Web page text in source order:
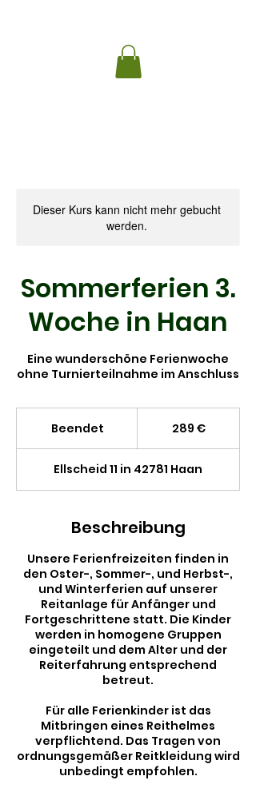
Dieser Kurs kann nicht mehr gebucht
werden.
Sommerferien 3.
Woche in Haan
Eine wunderschöne Ferienwoche
ohne Turnierteilnahme im Anschluss
Beendet
n
d
289 €
Ellscheid 11 in 42781 Haan
Beschreibung
Unsere Ferienfreizeiten finden in
den Oster-, Sommer-, und Herbst-,
und Winterferien auf unserer
Reitanlage für Anfänger und
Fortgeschrittene statt. Die Kinder
werden in homogene Gruppen
eingeteilt und dem Alter und der
Reiterfahrung entsprechend
betreut.
Für alle Ferienkinder ist das
Mitbringen eines Reithelmes
verpflichtend. Das Tragen von
ordnungsgemäßer Reitkleidung wird
unbedingt empfohlen.